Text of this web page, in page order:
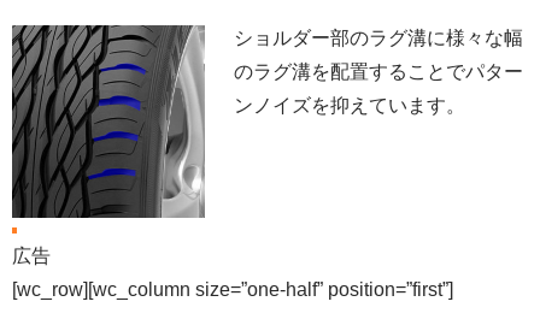
ショルダー部のラグ溝に様々な幅
のラグ溝を配置することでパター
ンノイズを抑えています。
広告
[wc_row][wc_column size=”one-half” position=”first”]